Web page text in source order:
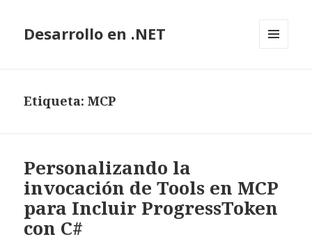
Desarrollo en .NET
Etiqueta: MCP
Personalizando la
invocación de Tools en MCP
para Incluir ProgressToken
con C#